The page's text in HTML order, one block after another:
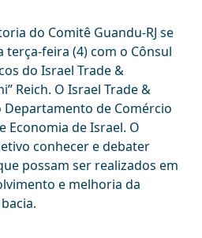
do Comitê Guandu-RJ se
feira (4) com o Cônsul
do Israel Trade &
Reich. O Israel Trade &
de Comércio
Economia de Israel. O
conhecer e debater
possam ser realizados em
e melhoria da